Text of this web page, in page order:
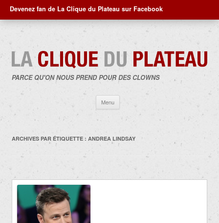
Devenez fan de La Clique du Plateau sur Facebook
PARCE QU'ON NOUS PREND POUR DES CLOWNS
Menu
contenu
ARCHIVES PAR ÉTIQUETTE : ANDREA LINDSAY